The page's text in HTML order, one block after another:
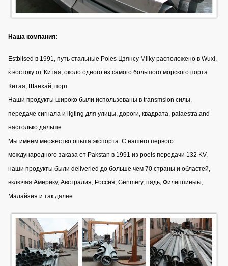
Наша компания:
Estbilsed в 1991, путь стальные Poles Цзянсу Milky расположено в Wuxi,
к востоку от Китая, около одного из самого большого морского порта
Китая, Шанхай, порт.
Наши продукты широко были использованы в transmsion силы,
передаче сигнала и ligting для улицы, дороги, квадрата, palaestra.and
настолько дальше
Мы имеем множество опыта экспорта. С нашего первого
международного заказа от Pakstan в 1991 из poels передачи 132 KV,
наши продукты были deliveried до больше чем 70 страны и областей,
включая Америку, Австралия, Россия, Genmery, пядь, Филиппиныы,
Малайзия и так далее